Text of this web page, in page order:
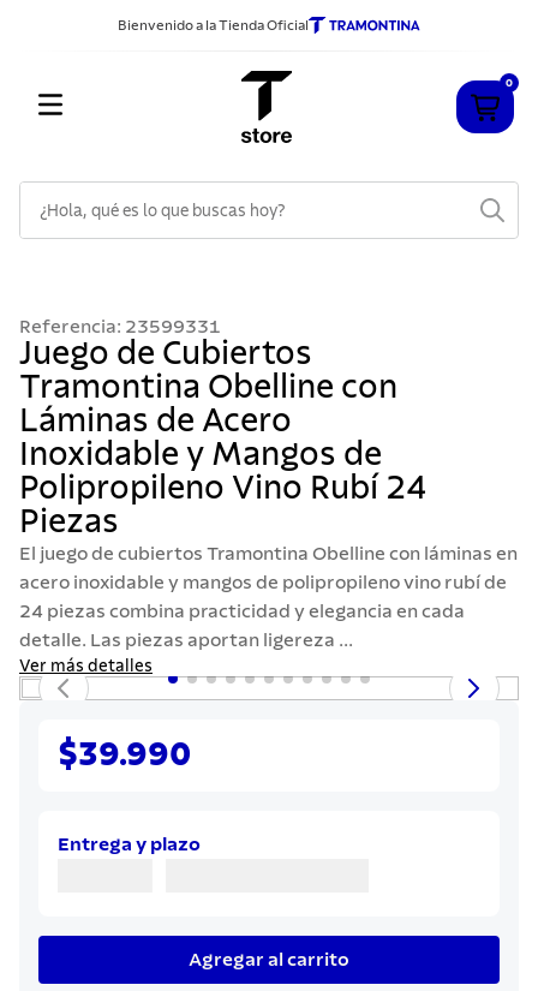
Bienvenido a la Tienda Oficial
0
Referencia: 23599331
Juego de Cubiertos
Tramontina Obelline con
Láminas de Acero
Inoxidable y Mangos de
Polipropileno Vino Rubí 24
Piezas
El juego de cubiertos Tramontina Obelline con láminas en
acero inoxidable y mangos de polipropileno vino rubí de
24 piezas combina practicidad y elegancia en cada
detalle. Las piezas aportan ligereza ...
Ver más detalles
$39.990
Entrega y plazo
Agregar al carrito
2 .
sarten
3.
cubiertos
4.
ollas
5.
acero inoxidable
6.
grano
7.
solar
8.
cuchillo
9.
442
10. termo